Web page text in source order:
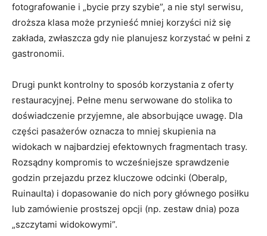
fotografowanie i „bycie przy szybie”, a nie styl serwisu,
droższa klasa może przynieść mniej korzyści niż się
zakłada, zwłaszcza gdy nie planujesz korzystać w pełni z
gastronomii.
Drugi punkt kontrolny to sposób korzystania z oferty
restauracyjnej. Pełne menu serwowane do stolika to
doświadczenie przyjemne, ale absorbujące uwagę. Dla
części pasażerów oznacza to mniej skupienia na
widokach w najbardziej efektownych fragmentach trasy.
Rozsądny kompromis to wcześniejsze sprawdzenie
godzin przejazdu przez kluczowe odcinki (Oberalp,
Ruinaulta) i dopasowanie do nich pory głównego posiłku
lub zamówienie prostszej opcji (np. zestaw dnia) poza
„szczytami widokowymi”.